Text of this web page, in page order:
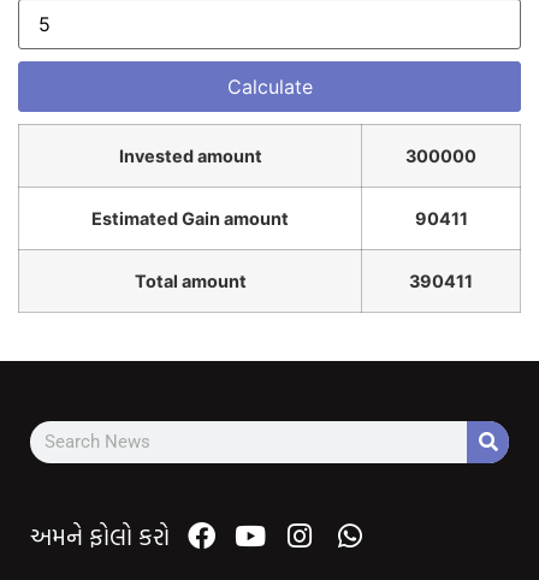
Invested amount 300000
Estimated Gain amount 90411
Total amount 390411
અમને ફોલો કરો